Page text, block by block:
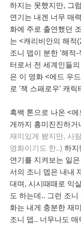
하지는 못했지만, 그
연기는 내겐 너무 매
화에 주로 출연했던
는 <캐리비안의 해적
조니 뎁이 분한 '해적
터로서 전 세계인들
은 이 영화 <에드 우
로 '잭 스패로우' 캐릭
흑백 톤으로 나온 <
게까지 흥미진진하거
재미있게 봤지만, 사
영화이기도 한..) 하지
연기를 지켜보는 일
서의 조니 뎁은 내내
대며, 시시때때로 익
도 하는데.. 그런 조
화는 내게 충분한 재
조니 뎁.. 너무나도